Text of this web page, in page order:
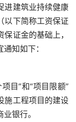
进建筑业持续健康
以下简称工资保证
证金的基础上，
知如下：
目”和“项目限额”
施工程项目的建设
银行。